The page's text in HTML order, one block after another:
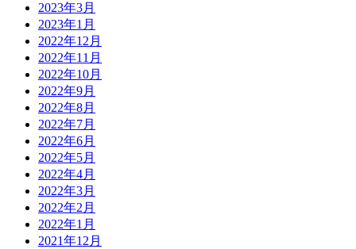
2023年3月
2023年1月
2022年12月
2022年11月
2022年10月
2022年9月
2022年8月
2022年7月
2022年6月
2022年5月
2022年4月
2022年3月
2022年2月
2022年1月
2021年12月